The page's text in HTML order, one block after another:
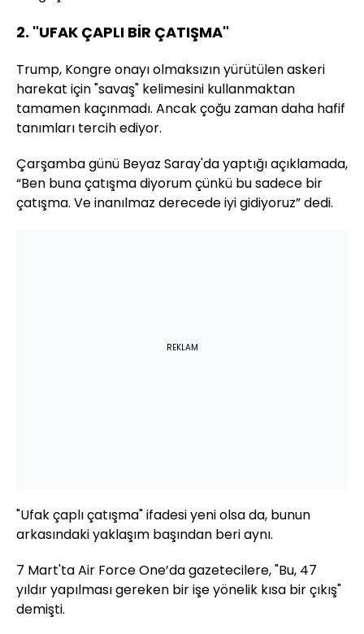
2. "UFAK ÇAPLI BİR ÇATIŞMA"
Trump, Kongre onayı olmaksızın yürütülen askeri
harekat için "savaş" kelimesini kullanmaktan
tamamen kaçınmadı. Ancak çoğu zaman daha hafif
tanımları tercih ediyor.
Çarşamba günü Beyaz Saray'da yaptığı açıklamada,
“Ben buna çatışma diyorum çünkü bu sadece bir
çatışma. Ve inanılmaz derecede iyi gidiyoruz” dedi.
REKLAM
"Ufak çaplı çatışma" ifadesi yeni olsa da, bunun
arkasındaki yaklaşım başından beri aynı.
7 Mart'taAir Force One’da gazetecilere, "Bu, 47
yıldır yapılması gereken bir işe yönelik kısa bir çıkış"
demişti.